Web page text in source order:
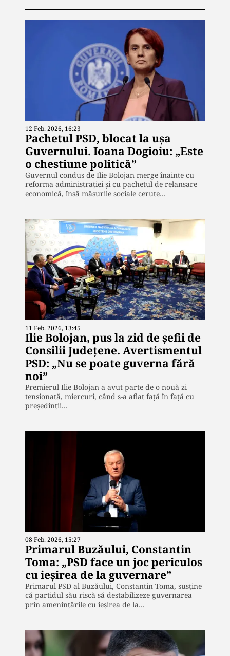
12 Feb. 2026, 16:23
Pachetul PSD, blocat la ușa
Guvernului. Ioana Dogioiu: „Este
o chestiune politică”
Guvernul condus de Ilie Bolojan merge înainte cu
reforma administrației și cu pachetul de relansare
economică, însă măsurile sociale cerute…
11 Feb. 2026, 13:45
Ilie Bolojan, pus la zid de șefii de
Consilii Județene. Avertismentul
PSD: „Nu se poate guverna fără
noi”
Premierul Ilie Bolojan a avut parte de o nouă zi
tensionată, miercuri, când s-a aflat față în față cu
preşedinţii…
08 Feb. 2026, 15:27
Primarul Buzăului, Constantin
Toma: „PSD face un joc periculos
cu ieșirea de la guvernare”
Primarul PSD al Buzăului, Constantin Toma, susține
că partidul său riscă să destabilizeze guvernarea
prin amenințările cu ieșirea de la…